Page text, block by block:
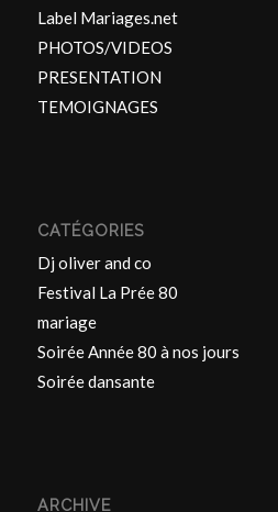
Label Mariages.net
PHOTOS/VIDEOS
PRESENTATION
TEMOIGNAGES
CATÉGORIES
Dj oliver and co
Festival La Prée 80
mariage
Soirée Année 80 à nos jours
Soirée dansante
ARCHIVE